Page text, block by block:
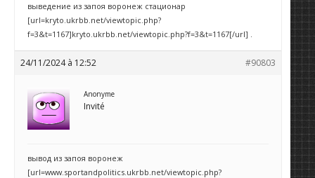
выведение из запоя воронеж стационар
[url=kryto.ukrbb.net/viewtopic.php?
f=3&t=1167]kryto.ukrbb.net/viewtopic.php?f=3&t=1167[/url] .
24/11/2024 à 12:52 #90803
Anonyme
Invité
вывод из запоя воронеж
[url=www.sportandpolitics.ukrbb.net/viewtopic.php?